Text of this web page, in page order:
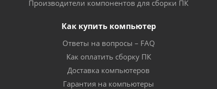
Производители компонентов для сборки ПК
Как купить компьютер
Ответы на вопросы – FAQ
Как оплатить сборку ПК
Доставка компьютеров
Гарантия на компьютеры